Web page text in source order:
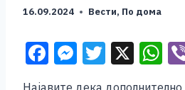
16.09.2024 Вести, По дома
F M T X W